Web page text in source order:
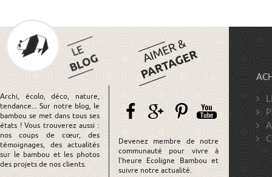
Archi, écolo, déco, nature,
tendance... Sur notre blog, le
bambou se met dans tous ses
états ! Vous trouverez aussi :
nos coups de cœur, des
témoignages, des actualités
sur le bambou et les photos
des projets de nos clients.
Devenez membre de notre
communauté pour vivre à
l'heure Ecoligne Bambou et
suivre notre actualité.